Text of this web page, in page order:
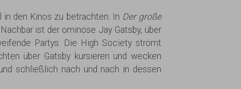
in den Kinos zu betrachten. In Der große
ist der ominöse Jay Gatsby, über
Partys. Die High Society strömt
über Gatsby kursieren und wecken
schließlich nach und nach in dessen